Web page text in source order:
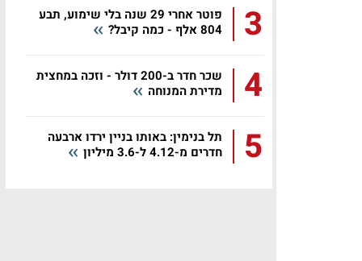
3
פוטר אחרי 29 שנה בלי שימוע, תבע
804 אלף - כמה קיבל?
4
שכר חדר ב-200 דולר - וזכה במחצית
מדירת המנוחה
5
תל בנימין: באותו בניין ירדו ארבעה
חדרים מ-4.12 ל-3.6 מיליון